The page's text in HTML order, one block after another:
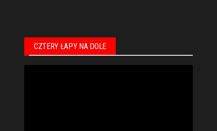
CZTERY ŁAPY NA DOLE